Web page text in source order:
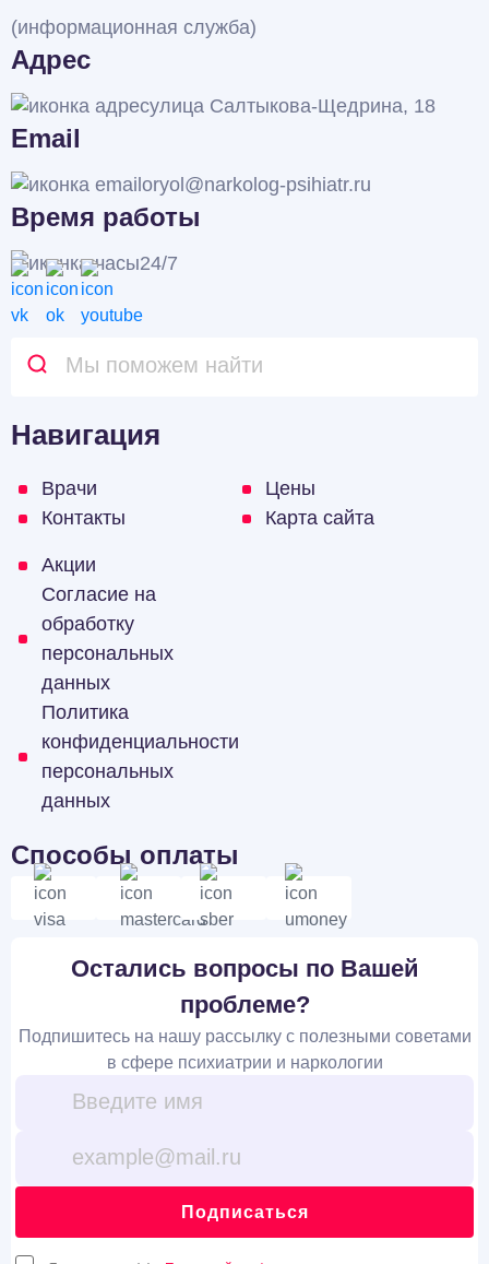
(информационная служба)
Адрес
улица Салтыкова-Щедрина, 18
Email
oryol@narkolog-psihiatr.ru
Время работы
24/7
Навигация
Врачи
Цены
Контакты
Карта сайта
Акции
Согласие на
обработку
персональных
данных
Политика
конфиденциальности
персональных
данных
Способы оплаты
Остались вопросы по Вашей
проблеме?
Подпишитесь на нашу рассылку с полезными советами
в сфере психиатрии и наркологии
Подписаться